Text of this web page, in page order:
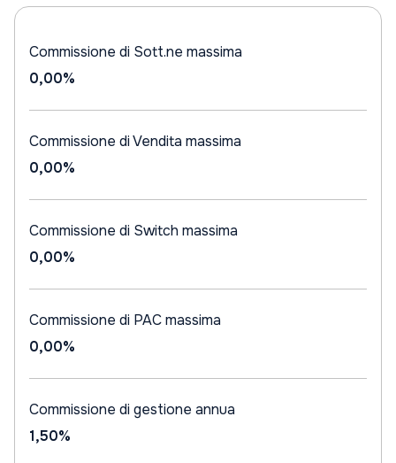
Commissione di Sott.ne massima
0,00%
Commissione di Vendita massima
0,00%
Commissione di Switch massima
0,00%
Commissione di PAC massima
0,00%
Commissione di gestione annua
1,50%